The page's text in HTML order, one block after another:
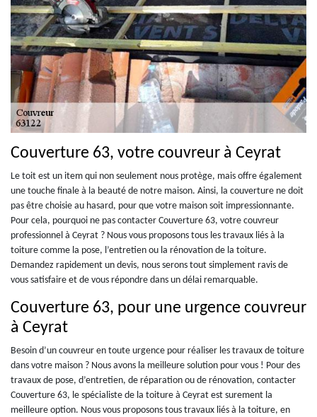
Couverture 63, votre couvreur à Ceyrat
Le toit est un item qui non seulement nous protège, mais offre également
une touche finale à la beauté de notre maison. Ainsi, la couverture ne doit
pas être choisie au hasard, pour que votre maison soit impressionnante.
Pour cela, pourquoi ne pas contacter Couverture 63, votre couvreur
professionnel à Ceyrat ? Nous vous proposons tous les travaux liés à la
toiture comme la pose, l’entretien ou la rénovation de la toiture.
Demandez rapidement un devis, nous serons tout simplement ravis de
vous satisfaire et de vous répondre dans un délai remarquable.
Couverture 63, pour une urgence couvreur
à Ceyrat
Besoin d’un couvreur en toute urgence pour réaliser les travaux de toiture
dans votre maison ? Nous avons la meilleure solution pour vous ! Pour des
travaux de pose, d’entretien, de réparation ou de rénovation, contacter
Couverture 63, le spécialiste de la toiture à Ceyrat est surement la
meilleure option. Nous vous proposons tous travaux liés à la toiture, en